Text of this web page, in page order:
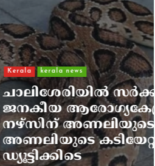
സര്‍ക്കാര്‍
കടിയേറ്റു;